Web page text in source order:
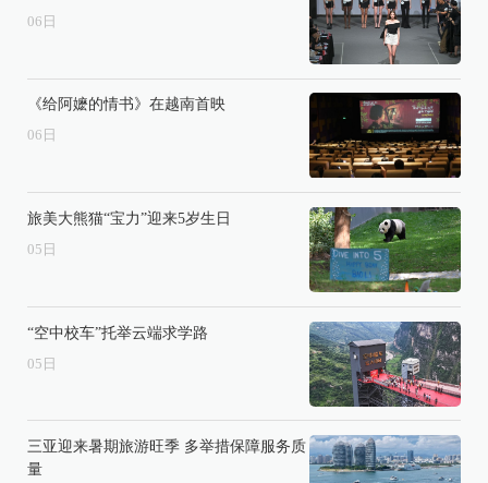
06 日
《给阿嬷的情书》在越南首映
06 日
旅美大熊猫“宝力”迎来5岁生日
05 日
“空中校车”托举云端求学路
05 日
三亚迎来暑期旅游旺季 多举措保障服务质
量